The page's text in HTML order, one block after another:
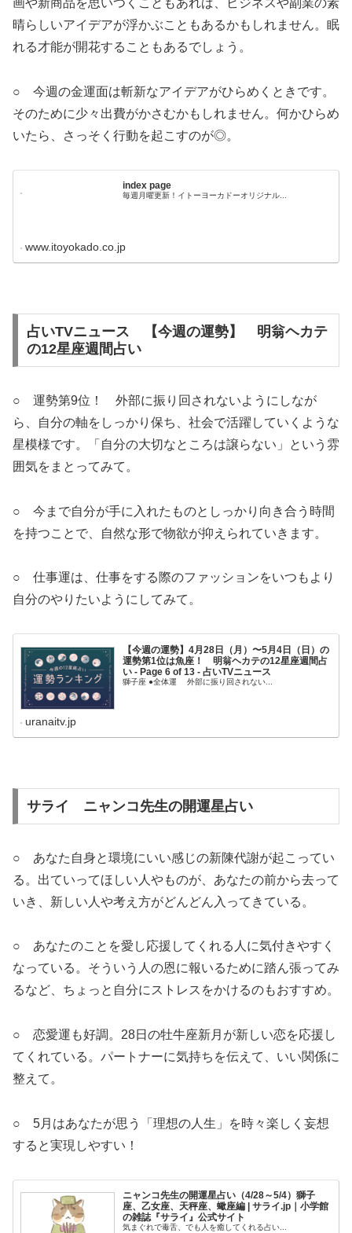
画や新商品を思いつくこともあれば、ビジネスや副業の素
晴らしいアイデアが浮かぶこともあるかもしれません。眠
れる才能が開花することもあるでしょう。
○ 今週の金運面は斬新なアイデアがひらめくときです。
そのために少々出費がかさむかもしれません。何かひらめ
いたら、さっそく行動を起こすのが◎。
index page
毎週月曜更新！イトーヨーカドーオリジナル...
www.itoyokado.co.jp
占いTVニュース 【今週の運勢】 明翁ヘカテ
の12星座週間占い
○ 運勢第9位！ 外部に振り回されないようにしなが
ら、自分の軸をしっかり保ち、社会で活躍していくような
星模様です。「自分の大切なところは譲らない」という雰
囲気をまとってみて。
○ 今まで自分が手に入れたものとしっかり向き合う時間
を持つことで、自然な形で物欲が抑えられていきます。
○ 仕事運は、仕事をする際のファッションをいつもより
自分のやりたいようにしてみて。
【今週の運勢】4月28日（月）〜5月4日（日）の
運勢第1位は魚座！ 明翁ヘカテの12星座週間占
い - Page 6 of 13 - 占いTVニュース
獅子座 ●全体運 外部に振り回されない...
uranaitv.jp
サライ ニャンコ先生の開運星占い
○ あなた自身と環境にいい感じの新陳代謝が起こってい
る。出ていってほしい人やものが、あなたの前から去って
いき、新しい人や考え方がどんどん入ってきている。
○ あなたのことを愛し応援してくれる人に気付きやすく
なっている。そういう人の恩に報いるために踏ん張ってみ
るなど、ちょっと自分にストレスをかけるのもおすすめ。
○ 恋愛運も好調。28日の牡牛座新月が新しい恋を応援し
てくれている。パートナーに気持ちを伝えて、いい関係に
整えて。
○ 5月はあなたが思う「理想の人生」を時々楽しく妄想
すると実現しやすい！
ニャンコ先生の開運星占い（4/28～5/4）獅子
座、乙女座、天秤座、蠍座編 | サライ.jp｜小学館
の雑誌『サライ』公式サイト
気まぐれで毒舌、でも人を癒してくれる占い...